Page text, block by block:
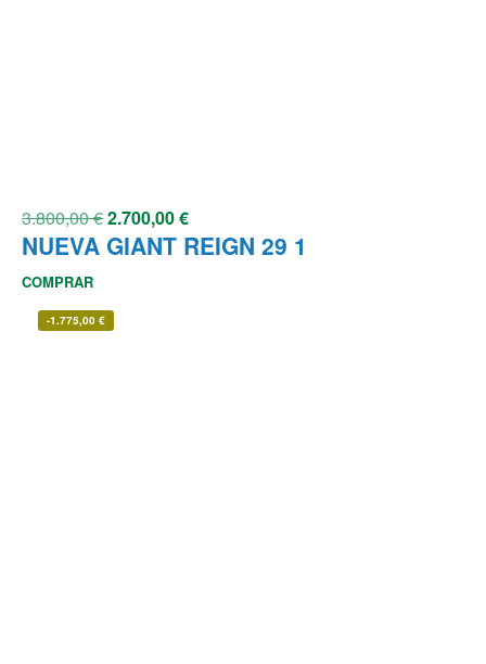
3.800,00€2.700,00€
NUEVA GIANT REIGN 29 1
COMPRAR
-1.775,00 €